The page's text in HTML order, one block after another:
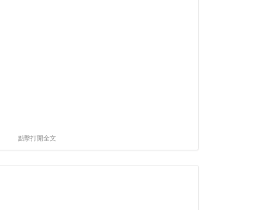
點擊打開全文